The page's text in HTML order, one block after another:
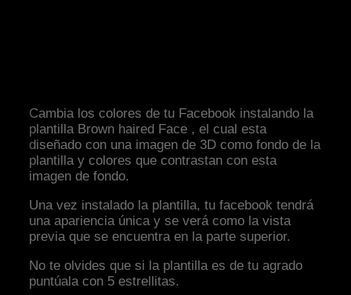
Cambia los colores de tu Facebook instalando la
plantilla Brown haired Face , el cual esta
diseñado con una imagen de 3D como fondo de la
plantilla y colores que contrastan con esta
imagen de fondo.
Una vez instalado la plantilla, tu facebook tendrá
una apariencia única y se verá como la vista
previa que se encuentra en la parte superior.
No te olvides que si la plantilla es de tu agrado
puntúala con 5 estrellitas.